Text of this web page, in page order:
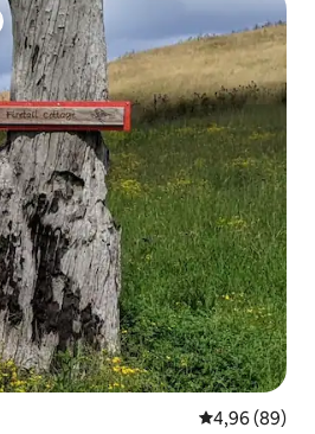
ვარიანტი
საშუალო
4,96 (89)